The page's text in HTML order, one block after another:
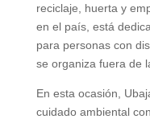
reciclaje, huerta y
en el país, está
para personas con
se organiza fuera de
En esta ocasión,
cuidado ambiental